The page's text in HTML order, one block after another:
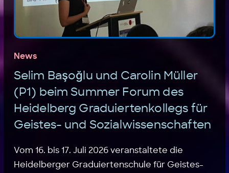
News
Selim Başoğlu und Carolin Müller
(P1) beim Summer Forum des
Heidelberg Graduiertenkollegs für
Geistes- und Sozialwissenschaften
Vom 16. bis 17. Juli 2026 veranstaltete die
Heidelberger Graduiertenschule für Geistes-